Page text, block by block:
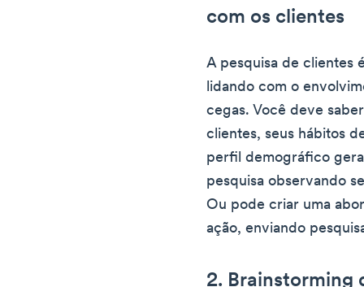
com os clientes
A pesquisa de clientes
lidando com o
cegas. Você deve
clientes, seus hábitos
perfil demográfico
pesquisa observando
Ou pode criar uma
ação, enviando
2. Brainstorming